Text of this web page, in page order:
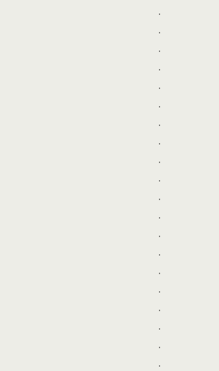
.
.
.
.
.
.
.
.
.
.
.
.
.
.
.
.
.
.
.
.